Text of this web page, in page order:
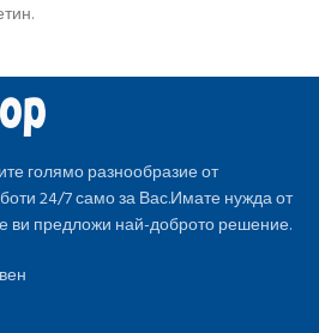
голямо разнообразие от
24/7 само за Вас.Имате нужда от
ви предложи най-доброто решение.